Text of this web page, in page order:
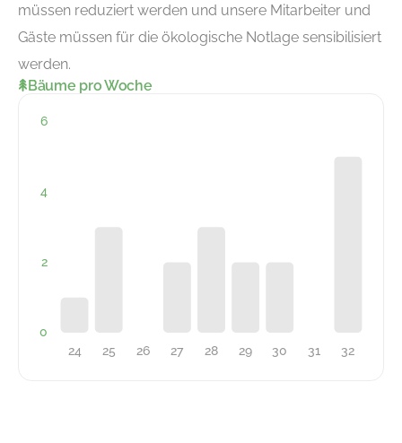
müssen reduziert werden und unsere Mitarbeiter und
Gäste müssen für die ökologische Notlage sensibilisiert
werden.
Bäume pro Woche